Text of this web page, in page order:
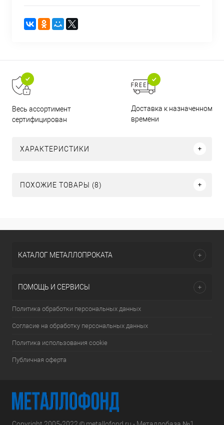
Весь ассортимент
сертифицирован
Доставка к назначенному
времени
ХАРАКТЕРИСТИКИ
ПОХОЖИЕ ТОВАРЫ (8)
КАТАЛОГ МЕТАЛЛОПРОКАТА
ПОМОЩЬ И СЕРВИСЫ
Политика обработки персональных данных
Согласие на обработку персональных данных
Политика использования cookie
Публичная оферта